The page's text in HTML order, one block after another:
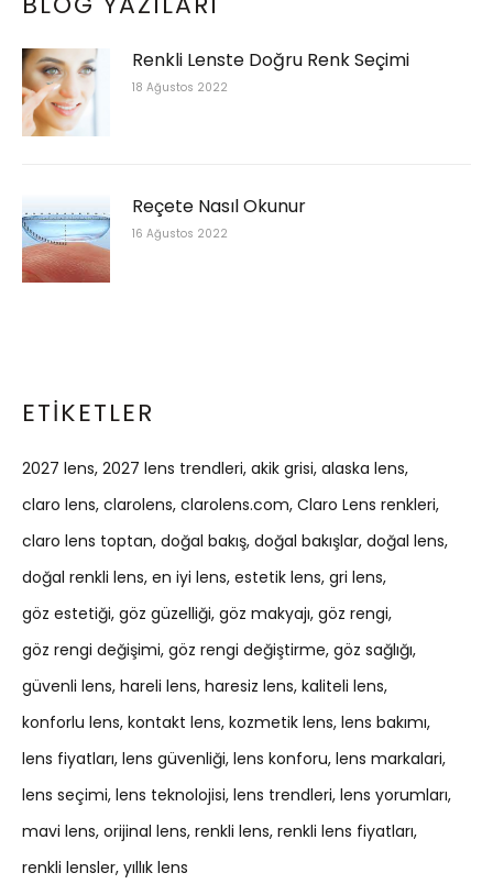
Renkli Lenste Doğru Renk Seçimi
18 Ağustos 2022
Reçete Nasıl Okunur
16 Ağustos 2022
ETIKETLER
2027 lens 2027 lens trendleri akik grisi alaska lens
claro lens clarolens clarolens.com Claro Lens renkleri
claro lens toptan doğal bakış doğal bakışlar doğal lens
doğal renkli lens en iyi lens estetik lens gri lens
göz estetiği göz güzelliği göz makyajı göz rengi
göz rengi değişimi göz rengi değiştirme göz sağlığı
güvenli lens hareli lens haresiz lens kaliteli lens
konforlu lens kontakt lens kozmetik lens lens bakımı
lens fiyatları lens güvenliği lens konforu lens markalari
lens seçimi lens teknolojisi lens trendleri lens yorumları
mavi lens orijinal lens renkli lens renkli lens fiyatları
renkli lensler yıllık lens